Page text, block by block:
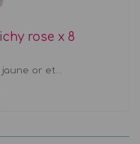
rose x 8
or et...